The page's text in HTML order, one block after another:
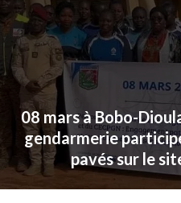
08 mars à Bobo-
gendarmerie
pavés sur le